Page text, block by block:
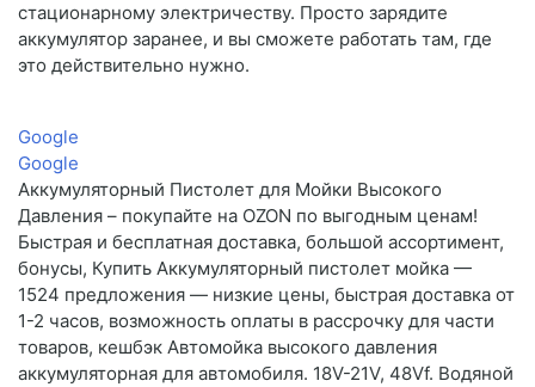
стационарному электричеству. Просто зарядите
аккумулятор заранее, и вы сможете работать там, где
это действительно нужно.
Google
Google
Аккумуляторный Пистолет для Мойки Высокого
Давления – покупайте на OZON по выгодным ценам!
Быстрая и бесплатная доставка, большой ассортимент,
бонусы, Купить Аккумуляторный пистолет мойка —
1524 предложения — низкие цены, быстрая доставка от
1-2 часов, возможность оплаты в рассрочку для части
товаров, кешбэк Автомойка высокого давления
аккумуляторная для автомобиля. 18V-21V, 48Vf. Водяной